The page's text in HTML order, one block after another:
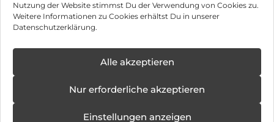
Nutzung der Website stimmst Du der Verwendung von Cookies zu.
Weitere Informationen zu Cookies erhältst Du in unserer
Datenschutzerklärung.
Alle akzeptieren
Nur erforderliche akzeptieren
Einstellungen anzeigen
Impressum
Hinweis zur Batterieentsorgung